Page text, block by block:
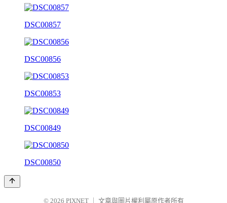
DSC00857
DSC00856
DSC00853
DSC00849
DSC00850
© 2026 PIXNET 文章與圖片權利屬原作者所有